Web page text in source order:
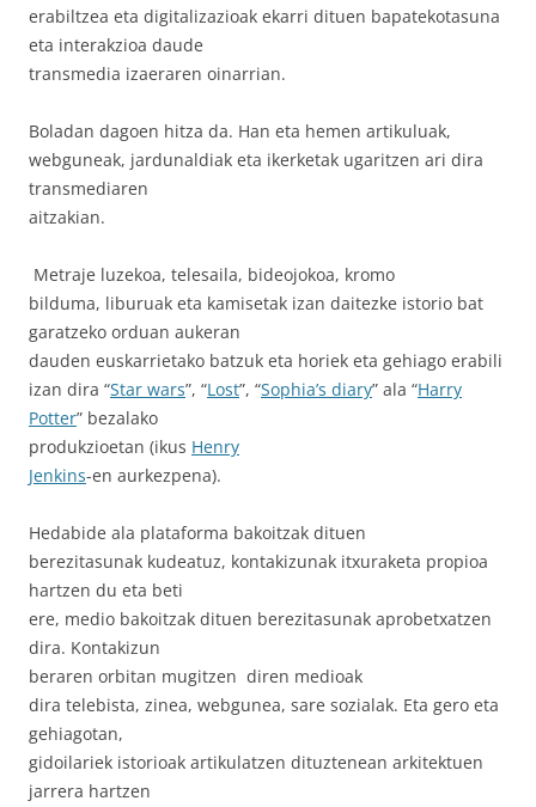
erabiltzea eta digitalizazioak ekarri dituen bapatekotasuna
eta interakzioa daude
transmedia izaeraren oinarrian.
Boladan dagoen hitza da. Han eta hemen artikuluak,
webguneak, jardunaldiak eta ikerketak ugaritzen ari dira
transmediaren
aitzakian.
Metraje luzekoa, telesaila, bideojokoa, kromo
bilduma, liburuak eta kamisetak izan daitezke istorio bat
garatzeko orduan aukeran
dauden euskarrietako batzuk eta horiek eta gehiago erabili
izan dira “Star wars”, “Lost”, “Sophia’s diary” ala “Harry
Potter” bezalako
produkzioetan (ikus Henry
Jenkins-en aurkezpena).
Hedabide ala plataforma bakoitzak dituen
berezitasunak kudeatuz, kontakizunak itxuraketa propioa
hartzen du eta beti
ere, medio bakoitzak dituen berezitasunak aprobetxatzen
dira. Kontakizun
beraren orbitan mugitzen diren medioak
dira telebista, zinea, webgunea, sare sozialak. Eta gero eta
gehiagotan,
gidoilariek istorioak artikulatzen dituztenean arkitektuen
jarrera hartzen